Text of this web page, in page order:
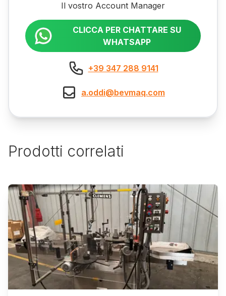
Il vostro Account Manager
CLICCA PER CHATTARE SU
WHATSAPP
+39 347 288 9141
a.oddi@bevmaq.com
Prodotti correlati